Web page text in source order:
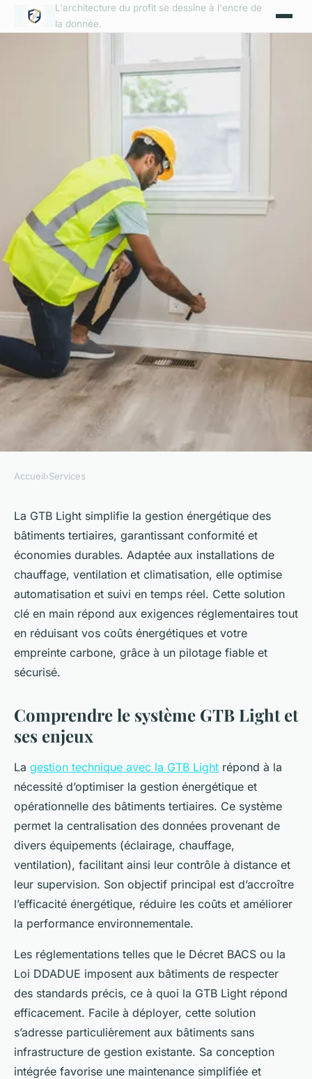
L'architecture du profit se dessine à l'encre de
la donnée.
Maximisez votre efficacité
énergétique grâce à la gtb
light
Arthur•26 août 2025•4 min de lecture
Accueil›Services
La GTB Light simplifie la gestion énergétique des
bâtiments tertiaires, garantissant conformité et
économies durables. Adaptée aux installations de
chauffage, ventilation et climatisation, elle optimise
automatisation et suivi en temps réel. Cette solution
clé en main répond aux exigences réglementaires tout
en réduisant vos coûts énergétiques et votre
empreinte carbone, grâce à un pilotage fiable et
sécurisé.
Comprendre le système GTB Light et
ses enjeux
La gestion technique avec la GTB Light répond à la
nécessité d’optimiser la gestion énergétique et
opérationnelle des bâtiments tertiaires. Ce système
permet la centralisation des données provenant de
divers équipements (éclairage, chauffage,
ventilation), facilitant ainsi leur contrôle à distance et
leur supervision. Son objectif principal est d’accroître
l’efficacité énergétique, réduire les coûts et améliorer
la performance environnementale.
Les réglementations telles que le Décret BACS ou la
Loi DDADUE imposent aux bâtiments de respecter
des standards précis, ce à quoi la GTB Light répond
efficacement. Facile à déployer, cette solution
s’adresse particulièrement aux bâtiments sans
infrastructure de gestion existante. Sa conception
intégrée favorise une maintenance simplifiée et